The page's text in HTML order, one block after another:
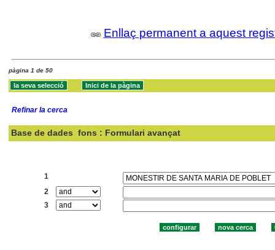
Enllaç permanent a aquest
pàgina 1 de 50
Refinar la cerca
Base de dades fons : Formulari avançat
1
2
3